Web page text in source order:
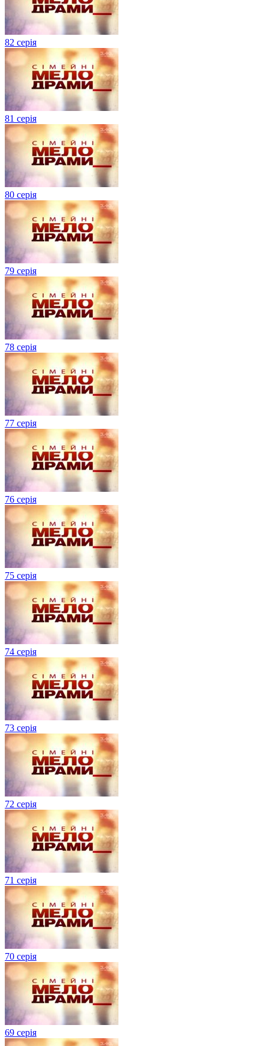
82 серія
81 серія
80 серія
79 серія
78 серія
77 серія
76 серія
75 серія
74 серія
73 серія
72 серія
71 серія
70 серія
69 серія